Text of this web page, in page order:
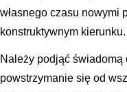
własnego czasu nowymi
konstruktywnym kierunku.
Należy podjąć świadomą
powstrzymanie się od